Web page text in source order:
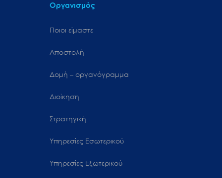
Οργανισμός
Ποιοι είμαστε
Αποστολή
Δομή – οργανόγραμμα
Διοίκηση
Στρατηγική
Υπηρεσίες Εσωτερικού
Υπηρεσίες Εξωτερικού